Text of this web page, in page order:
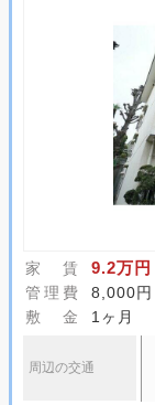
家 賃 9.2万円
管理費
8,000円
敷 金
1ヶ月
周辺の交通